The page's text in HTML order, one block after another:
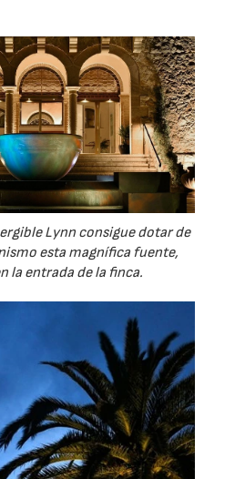
Lynn consigue dotar de
esta magnífica fuente,
la entrada de la finca.